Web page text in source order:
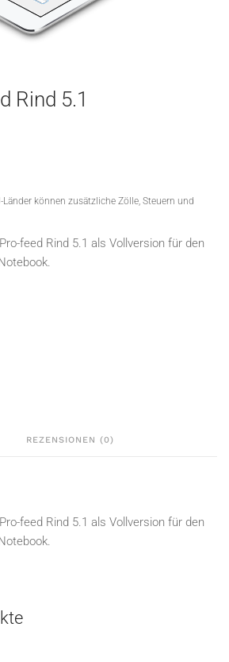
Rind 5.1
Länder können zusätzliche Zölle, Steuern und
feed Rind 5.1 als Vollversion für den
REZENSIONEN (0)
feed Rind 5.1 als Vollversion für den